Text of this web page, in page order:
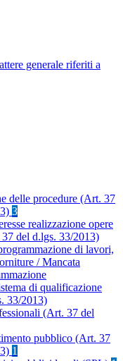
generale riferiti a
delle procedure (Art. 37
3
realizzazione opere
del d.lgs. 33/2013)
di lavori,
/ Mancata
di qualificazione
33/2013)
(Art. 37 del
pubblico (Art. 37
1